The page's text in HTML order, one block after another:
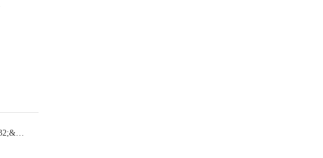
全国2024年4月自学考试经济法概论（财经类）试题&#32;&#32;